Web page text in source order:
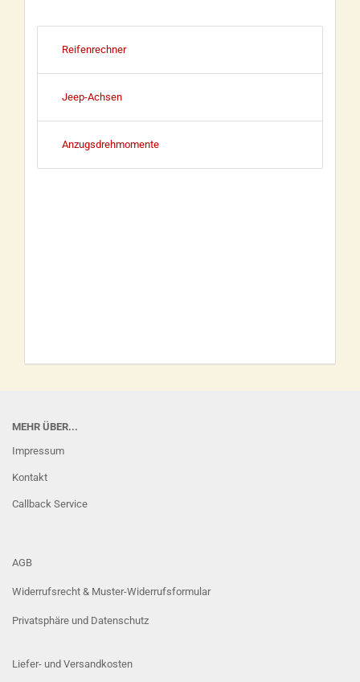
Reifenrechner
Jeep-Achsen
Anzugsdrehmomente
MEHR ÜBER...
Impressum
Kontakt
Callback Service
AGB
Widerrufsrecht & Muster-Widerrufsformular
Privatsphäre und Datenschutz
Liefer- und Versandkosten